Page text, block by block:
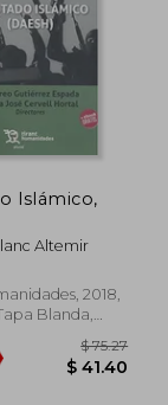
Islámico,
Altemir
2018,
Blanda,